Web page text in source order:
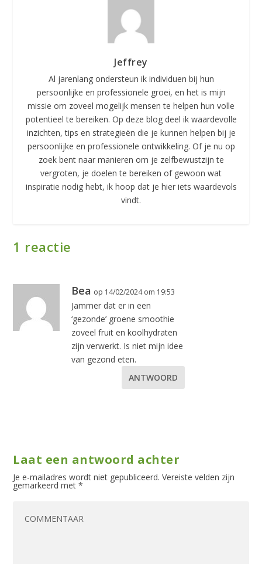
Jeffrey
Al jarenlang ondersteun ik individuen bij hun
persoonlijke en professionele groei, en het is mijn
missie om zoveel mogelijk mensen te helpen hun volle
potentieel te bereiken. Op deze blog deel ik waardevolle
inzichten, tips en strategieën die je kunnen helpen bij je
persoonlijke en professionele ontwikkeling. Of je nu op
zoek bent naar manieren om je zelfbewustzijn te
vergroten, je doelen te bereiken of gewoon wat
inspiratie nodig hebt, ik hoop dat je hier iets waardevols
vindt.
1 reactie
Bea op 14/02/2024 om 19:53
Jammer dat er in een
‘gezonde’ groene smoothie
zoveel fruit en koolhydraten
zijn verwerkt. Is niet mijn idee
van gezond eten.
ANTWOORD
Laat een antwoord achter
Je e-mailadres wordt niet gepubliceerd. Vereiste velden zijn
gemarkeerd met*